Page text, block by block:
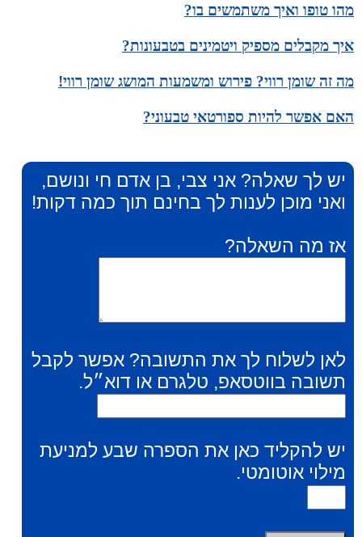
מהו טופו ואיך משתמשים בו?
איך מקבלים מספיק ויטמינים בטבעונות?
מה זה שומן רווי? פירוש ומשמעות המושג שומן רווי!
האם אפשר להיות ספורטאי טבעוני?
יש לך שאלה? אני צבי, בן אדם חי ונושם,
ואני מוכן לענות לך בחינם תוך כמה דקות!
אז מה השאלה?
לאן לשלוח לך את התשובה? אפשר לקבל
תשובה בווטסאפ, טלגרם או דוא״ל.
יש להקליד כאן את הספרה שבע למניעת
מילוי אוטומטי.